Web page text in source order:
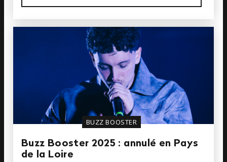
BUZZ BOOSTER
Buzz Booster 2025 : annulé en Pays
de la Loire